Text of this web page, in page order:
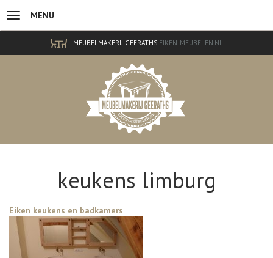
Overslaan en naar de inhoud gaan
MEUBELMAKERIJ GEERATHS EIKEN-MEUBELEN.NL
MENU
keukens limburg
Eiken keukens en badkamers